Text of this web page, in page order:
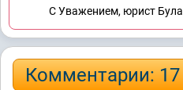
C Уважением, юрист
Комментарии: 17